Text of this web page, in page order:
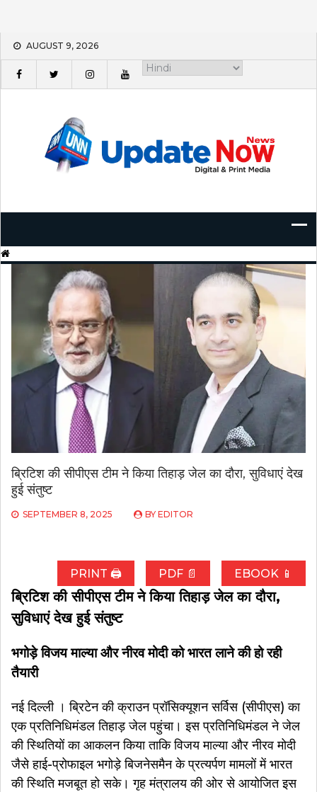
Skip
content
AUGUST 9, 2026
ब्रिटिश की सीपीएस टीम ने किया तिहाड़ जेल का दौरा, सुविधाएं देख
हुई संतुष्ट
SEPTEMBER 8, 2025 BY EDITOR
PRINT 🖨 PDF 📄 EBOOK 📱
ब्रिटिश की सीपीएस टीम ने किया तिहाड़ जेल का दौरा,
सुविधाएं देख हुई संतुष्ट
भगोड़े विजय माल्या और नीरव मोदी को भारत लाने की हो रही
तैयारी
नई दिल्ली । ब्रिटेन की क्राउन प्रॉसिक्यूशन सर्विस (सीपीएस) का
एक प्रतिनिधिमंडल तिहाड़ जेल पहुंचा। इस प्रतिनिधिमंडल ने जेल
की स्थितियों का आकलन किया ताकि विजय माल्या और नीरव मोदी
जैसे हाई-प्रोफाइल भगोड़े बिजनेसमैन के प्रत्यर्पण मामलों में भारत
की स्थिति मजबूत हो सके। गृह मंत्रालय की ओर से आयोजित इस